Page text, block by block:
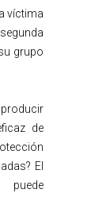
víctima
grupo
de
El
puede